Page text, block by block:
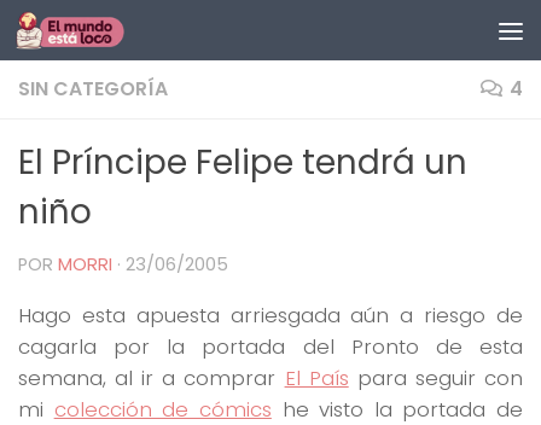
Saltar al contenido
SIN CATEGORÍA 4
El Príncipe Felipe tendrá un
niño
POR MORRI · 23/06/2005
Hago esta apuesta arriesgada aún a riesgo de
cagarla por la portada del Pronto de esta
semana, al ir a comprar El País para seguir con
mi colección de cómics he visto la portada de